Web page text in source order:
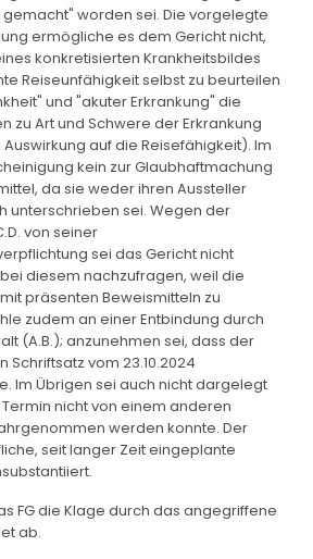
worden sei. Die vorgelegte
ermögliche es dem Gericht nicht,
konkretisierten Krankheitsbildes
Reiseunfähigkeit selbst zu beurteilen
und "akuter Erkrankung" die
zu Art und Schwere der Erkrankung
auf die Reisefähigkeit). Im
kein zur Glaubhaftmachung
da sie weder ihren Aussteller
unterschrieben sei. Wegen der
von seiner
sei das Gericht nicht
diesem nachzufragen, weil die
präsenten Beweismitteln zu
zudem an einer Entbindung durch
(A.B.); anzunehmen sei, dass der
vom 23.10.2024
Im Übrigen sei auch nicht dargelegt
nicht von einem anderen
werden konnte. Der
seit langer Zeit eingeplante
FG die Klage durch das angegriffene
ab.